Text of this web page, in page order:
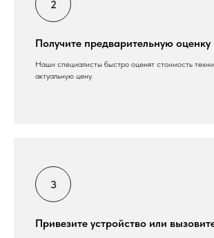
Получите предварительную оценку
Наши специалисты быстро оценят стоимость
актуальную цену.
Привезите устройство или